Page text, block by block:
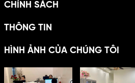
CHÍNH SÁCH
THÔNG TIN
HÌNH ẢNH CỦA CHÚNG TÔI